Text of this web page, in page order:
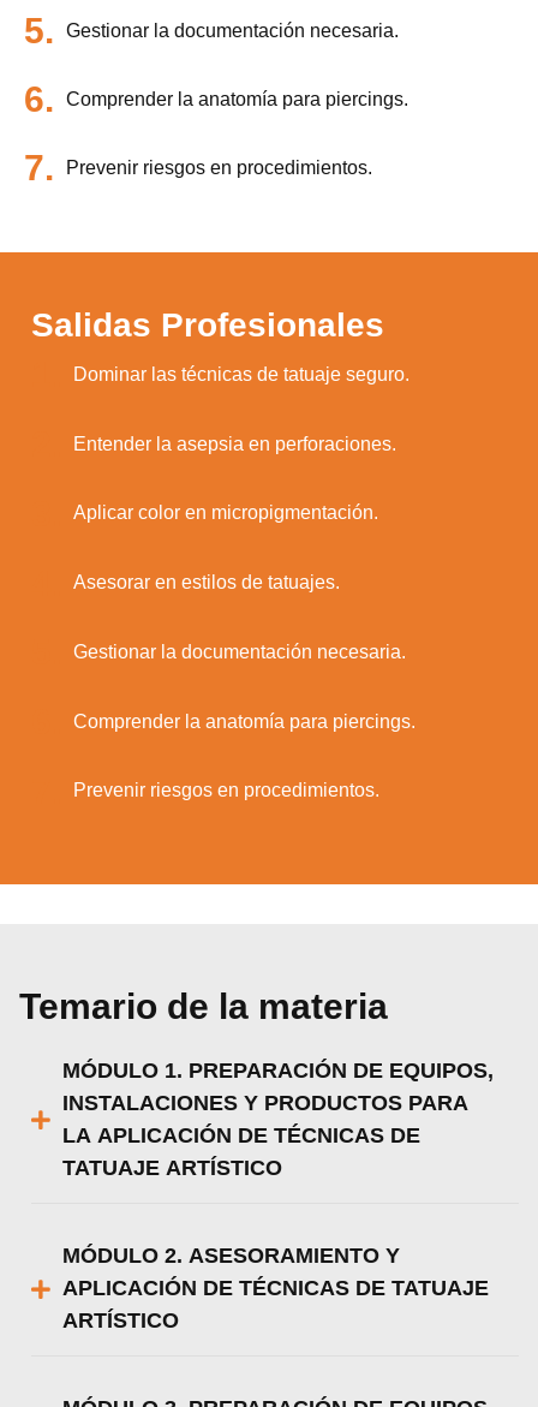
5. Gestionar la documentación necesaria.
6. Comprender la anatomía para piercings.
7. Prevenir riesgos en procedimientos.
Salidas Profesionales
Dominar las técnicas de tatuaje seguro.
Entender la asepsia en perforaciones.
Aplicar color en micropigmentación.
Asesorar en estilos de tatuajes.
Gestionar la documentación necesaria.
Comprender la anatomía para piercings.
Prevenir riesgos en procedimientos.
Temario de la materia
MÓDULO 1. PREPARACIÓN DE EQUIPOS,
INSTALACIONES Y PRODUCTOS PARA
LA APLICACIÓN DE TÉCNICAS DE
TATUAJE ARTÍSTICO
MÓDULO 2. ASESORAMIENTO Y
APLICACIÓN DE TÉCNICAS DE TATUAJE
ARTÍSTICO